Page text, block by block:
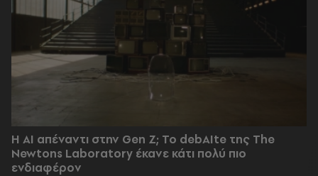
Η AI απέναντι στην Gen Z; Το debAIte της The
Newtons Laboratory έκανε κάτι πολύ πιο
ενδιαφέρον